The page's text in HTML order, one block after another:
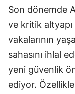
Son dönemde
ve kritik
vakalarının
sahasını ihlal
yeni güvenlik
ediyor.